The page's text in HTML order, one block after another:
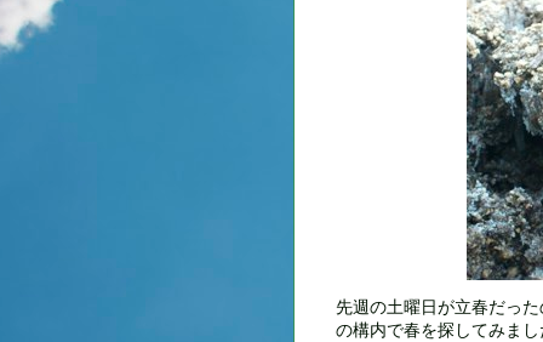
先週の土曜日が立春だっ
の構内で春を探してみま